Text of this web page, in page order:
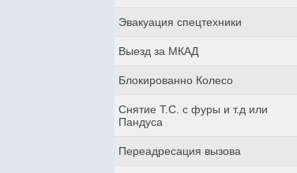
Эвакуация спецтехники
Выезд за МКАД
Блокированно Колесо
Снятие Т.С. с фуры и т.д или
Пандуса
Переадресация вызова